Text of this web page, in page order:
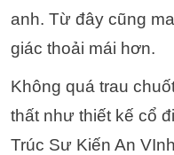
anh. Từ đây cũng
giác thoải mái hơn.
Không quá trau
thất như thiết kế cổ
Trúc Sư Kiến An